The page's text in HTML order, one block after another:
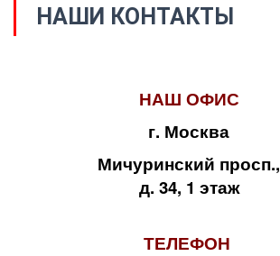
НАШИ КОНТАКТЫ
НАШ ОФИС
г. Москва
Мичуринский просп.,
д. 34, 1 этаж
ТЕЛЕФОН